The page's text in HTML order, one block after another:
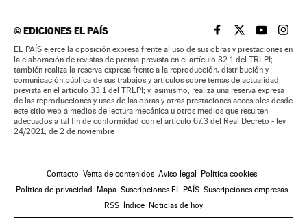
©EDICIONES EL PAÍS EL PAÍS BRASIL EN
EL PAÍSEL PAÍS
EL
EL PAÍS ejerce la oposición expresa frente al uso de sus obras y prestaciones en
la elaboración de revistas de prensa prevista en el artículo 32.1 del TRLPI;
también realiza la reserva expresa frente a la reproducción, distribución y
comunicación pública de sus trabajos y artículos sobre temas de actualidad
prevista en el artículo 33.1 del TRLPI; y, asimismo, realiza una reserva expresa
de las reproducciones y usos de las obras y otras prestaciones accesibles desde
este sitio web a medios de lectura mecánica u otros medios que resulten
adecuados a tal fin de conformidad con el artículo 67.3 del Real Decreto - ley
24/2021, de 2 de noviembre
Contacto Venta de contenidos Aviso legal
Política cookies
Política de privacidad
Mapa Suscripciones EL PAÍS Suscripciones empresas
RSS
Índice Noticias de hoy